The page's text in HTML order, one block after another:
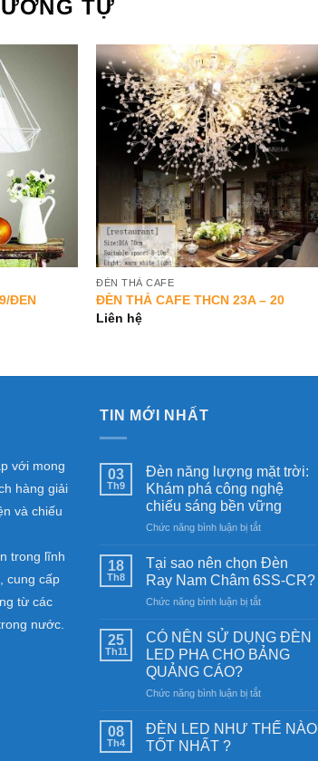
TỰ
Wishlist
ĐEN
Add to
Wishlist
ĐÈN THẢ CAFE
ĐÈN THẢ CAFE THCN 23A – 20
Liên hệ
với mong
hàng giải
và chiếu
trong lĩnh
cung cấp
từ các
nước.
TIN MỚI NHẤT
03
Th9
Đèn năng lượng mặt trời:
Khám phá công nghệ
chiếu sáng bền vững
Chức năng bình luận bị tắtở
năng
lượng
mặt
trời:
phá
công
sáng
vững
18
Th8
Tại sao nên chọn Đèn
Ray Nam Châm 6SS-CR?
Chức năng bình luận bị tắtở
sao
nên
chọn
Ray
Châm
25
Th11
CÓ NÊN SỬ DỤNG ĐÈN
LED PHA CHO BẢNG
QUẢNG CÁO?
Chức năng bình luận bị tắtở
NÊN
08
Th4
ĐÈN LED NHƯ THẾ NÀO
TỐT NHẤT ?